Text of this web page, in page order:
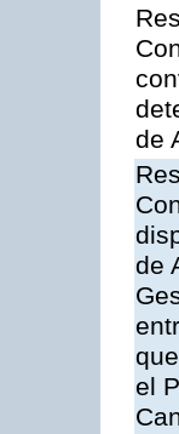
de
de
el